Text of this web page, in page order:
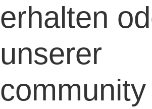
erhalten
unserer
community